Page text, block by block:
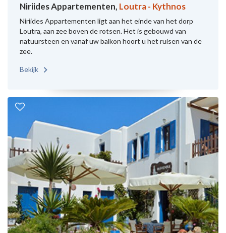
Niriides Appartementen, Loutra - Kythnos
Niriides Appartementen ligt aan het einde van het dorp
Loutra, aan zee boven de rotsen. Het is gebouwd van
natuursteen en vanaf uw balkon hoort u het ruisen van de
zee.
Bekijk